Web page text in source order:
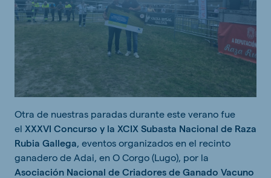
Otra de nuestras paradas durante este verano fue
el XXXVI Concurso y la XCIX Subasta Nacional de Raza
Rubia Gallega , eventos organizados en el recinto
ganadero de Adai, en O Corgo (Lugo), por la
Asociación Nacional de Criadores de Ganado Vacuno